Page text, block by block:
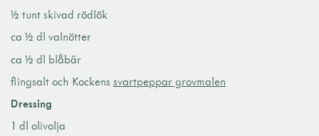
½ tunt skivad rödlök
ca ½ dl valnötter
ca ½ dl blåbär
flingsalt och Kockens svartpeppar grovmalen
Dressing
1 dl olivolja